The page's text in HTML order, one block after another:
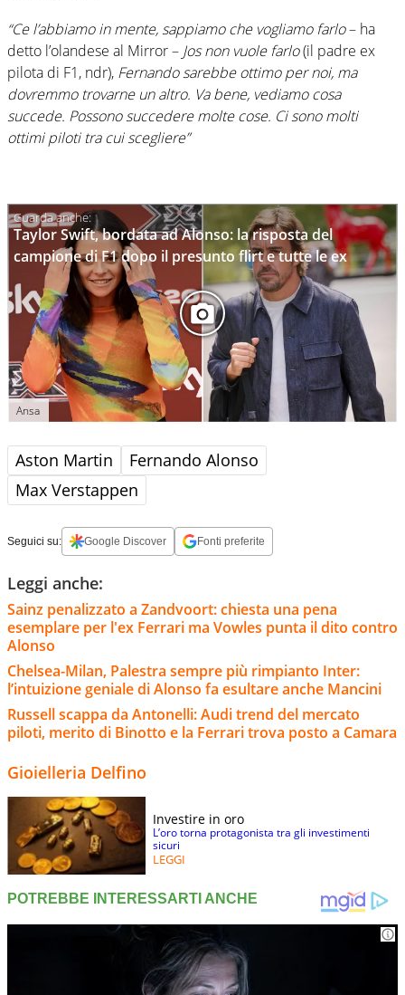
“Ce l’abbiamo in mente, sappiamo che vogliamo farlo– ha
detto l’olandese al Mirror – Jos non vuole farlo(il padre ex
pilota di F1, ndr), Fernando sarebbe ottimo per noi, ma
dovremmo trovarne un altro. Va bene, vediamo cosa
succede. Possono succedere molte cose. Ci sono molti
ottimi piloti tra cui scegliere”
Taylor Swift, bordata ad Alonso: la risposta del
campione di F1 dopo il presunto flirt e tutte le ex
Ansa
Aston Martin
Fernando Alonso
Max Verstappen
Seguici su: Google Discover Fonti preferite
Leggi anche:
Sainz penalizzato a Zandvoort: chiesta una pena
esemplare per l'ex Ferrari ma Vowles punta il dito contro
Alonso
Chelsea-Milan, Palestra sempre più rimpianto Inter:
l’intuizione geniale di Alonso fa esultare anche Mancini
Russell scappa da Antonelli: Audi trend del mercato
piloti, merito di Binotto e la Ferrari trova posto a Camara
Gioielleria Delfino
Investire in oro
L’oro torna protagonista tra gli investimenti
sicuri
LEGGI